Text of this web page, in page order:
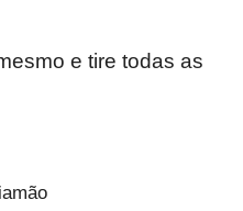
e tire todas as